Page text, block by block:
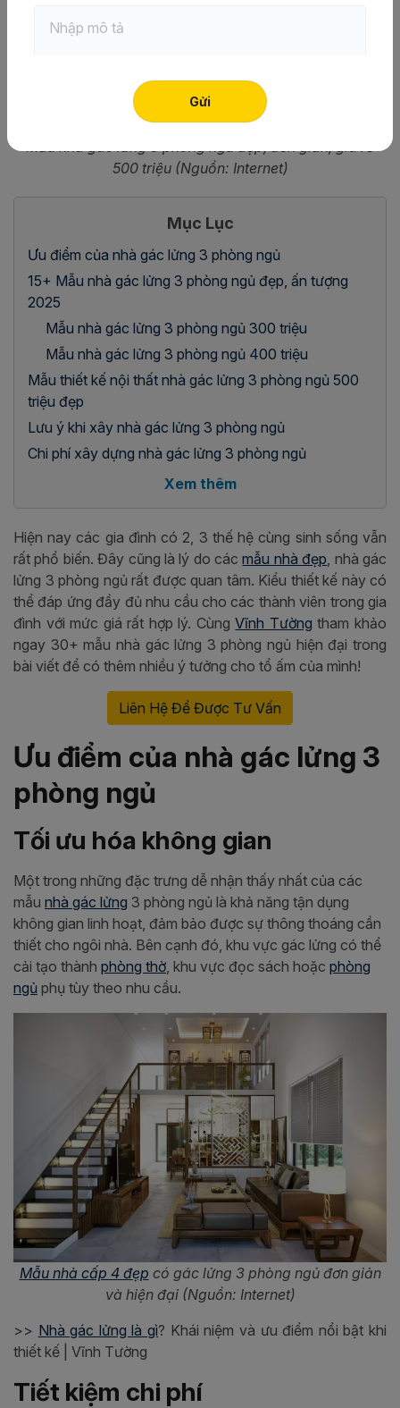
Mẫu nhà gác lửng 3 phòng ngủ đẹp, đơn giản, giá rẻ
500 triệu (Nguồn: Internet)
Mục Lục
Ưu điểm của nhà gác lửng 3 phòng ngủ
15+ Mẫu nhà gác lửng 3 phòng ngủ đẹp, ấn tượng
2025
Mẫu nhà gác lửng 3 phòng ngủ 300 triệu
Mẫu nhà gác lửng 3 phòng ngủ 400 triệu
Mẫu thiết kế nội thất nhà gác lửng 3 phòng ngủ 500
triệu đẹp
Lưu ý khi xây nhà gác lửng 3 phòng ngủ
Chi phí xây dựng nhà gác lửng 3 phòng ngủ
Xem thêm
Hiện nay các gia đình có 2, 3 thế hệ cùng sinh sống vẫn
rất phổ biến. Đây cũng là lý do cácmẫu nhà đẹp, nhà gác
lửng 3 phòng ngủ rất được quan tâm. Kiểu thiết kế này có
thể đáp ứng đầy đủ nhu cầu cho các thành viên trong gia
đình với mức giá rất hợp lý. CùngVĩnh Tường tham khảo
ngay 30+ mẫu nhà gác lửng 3 phòng ngủ hiện đại trong
bài viết để có thêm nhiều ý tưởng cho tổ ấm của mình!
Liên Hệ Để Được Tư Vấn
Ưu điểm của nhà gác lửng 3
phòng ngủ
Tối ưu hóa không gian
Một trong những đặc trưng dễ nhận thấy nhất của các
mẫu nhà gác lửng 3 phòng ngủ là khả năng tận dụng
không gian linh hoạt, đảm bảo được sự thông thoáng cần
thiết cho ngôi nhà. Bên cạnh đó, khu vực gác lửng có thể
cải tạo thành phòng thờ, khu vực đọc sách hoặc phòng
ngủ phụ tùy theo nhu cầu.
Mẫu nhà cấp 4 đẹp có gác lửng 3 phòng ngủ đơn giản
và hiện đại (Nguồn: Internet)
>> Nhà gác lửng là gì? Khái niệm và ưu điểm nổi bật khi
thiết kế | Vĩnh Tường
Tiết kiệm chi phí